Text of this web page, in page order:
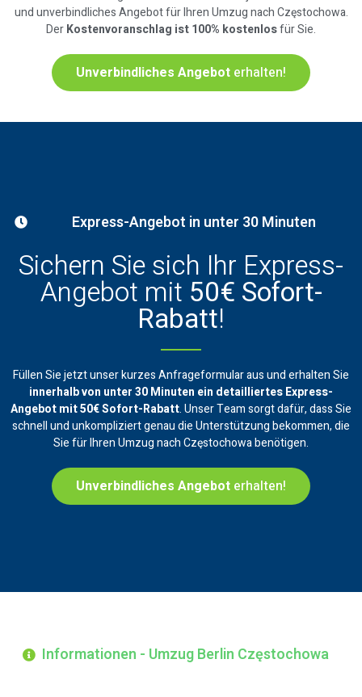
und unverbindliches Angebot für Ihren Umzug nach Częstochowa.
DerKostenvoranschlag ist 100% kostenlosfür Sie.
Unverbindliches Angebot erhalten!
Express-Angebot in unter 30 Minuten
Sichern Sie sich Ihr Express-
Angebot mit 50€ Sofort-
Rabatt!
Füllen Sie jetzt unser kurzes Anfrageformular aus und erhalten Sie
innerhalb von unter 30 Minuten ein detailliertes Express-
Angebot mit 50€ Sofort-Rabatt. Unser Team sorgt dafür, dass Sie
schnell und unkompliziert genau die Unterstützung bekommen, die
Sie für Ihren Umzug nach Częstochowa benötigen.
Unverbindliches Angebot erhalten!
Informationen - Umzug Berlin Częstochowa